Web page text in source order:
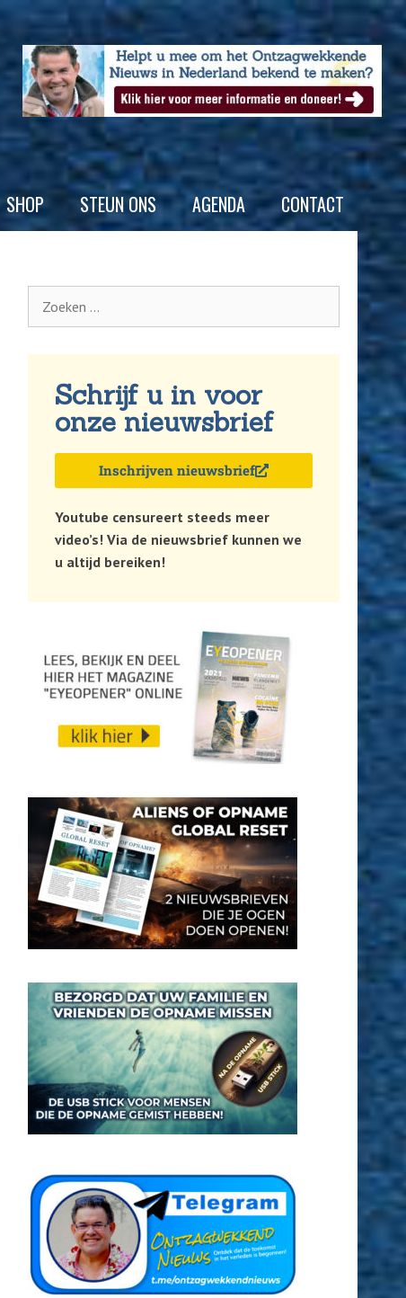
SHOP STEUN ONS AGENDA CONTACT
Schrijf u in voor
onze nieuwsbrief
Inschrijven nieuwsbrief
Youtube censureert steeds meer
video’s! Via de nieuwsbrief kunnen we
u altijd bereiken!